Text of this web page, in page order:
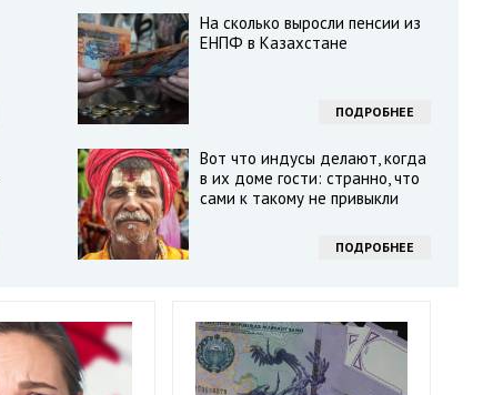
На сколько выросли пенсии из
ЕНПФ в Казахстане
ПОДРОБНЕЕ
Вот что индусы делают, когда
в их доме гости: странно, что
сами к такому не привыкли
ПОДРОБНЕЕ